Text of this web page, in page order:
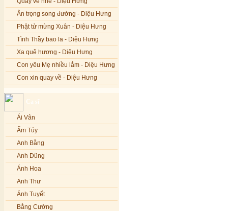
Ân trọng song đường - Diệu Hưng
Phật tử mừng Xuân - Diệu Hưng
Tình Thầy bao la - Diệu Hưng
Xa quê hương - Diệu Hưng
Con yêu Mẹ nhiều lắm - Diệu Hưng
Con xin quay về - Diệu Hưng
Nếu xa Phật - Diệu Hưng
Tình Lam - Kim Khánh & Hoàng
Vĩnh
Xin cho con niềm tin - Kim Linh
Quán Âm Mẹ hiền - Kim Linh
Nhạc niệm Nam Mô A Di Đà Phật -
Kim Linh
Mẹ Từ Bi - Kim Linh
12 Lời nguyện của Bồ tát Quán Thế
Âm - Kim Linh
Ca sĩ
Ái Vân
Ẩm Túy
Anh Bằng
Anh Dũng
Ánh Hoa
Anh Thư
Ánh Tuyết
Bằng Cường